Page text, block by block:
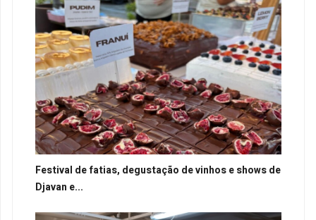
Festival de fatias, degustação de vinhos e shows de
Djavan e...